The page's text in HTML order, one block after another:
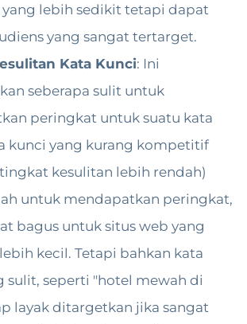
lebih sedikit tetapi dapat
yang sangat tertarget.
Kata Kunci: Ini
seberapa sulit untuk
peringkat untuk suatu kata
kunci yang kurang kompetitif
kesulitan lebih rendah)
untuk mendapatkan peringkat,
bagus untuk situs web yang
kecil. Tetapi bahkan kata
sulit, seperti "hotel mewah di
layak ditargetkan jika sangat